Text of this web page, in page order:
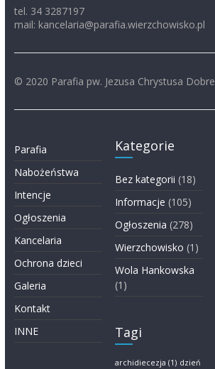
tel. 34 3287197
mail: kancelaria@parafia.wierzchowisko.pl
© 2020 Parafia pw. Jezusa Chrystusa
Parafia
Nabożeństwa
Intencje
Ogłoszenia
Kancelaria
Ochrona dzieci
Galeria
Kontakt
INNE
Kategorie
Bez kategorii (18)
Informacje (105)
Ogłoszenia (278)
Wierzchowisko (1)
Wola Hankowska
(1)
Tagi
archidiecezja (1) dzień